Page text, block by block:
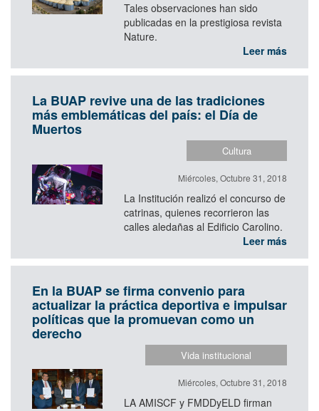
Tales observaciones han sido
publicadas en la prestigiosa revista
Nature.
Leer más
La BUAP revive una de las tradiciones
más emblemáticas del país: el Día de
Muertos
Cultura
Miércoles, Octubre 31, 2018
La Institución realizó el concurso de
catrinas, quienes recorrieron las
calles aledañas al Edificio Carolino.
Leer más
En la BUAP se firma convenio para
actualizar la práctica deportiva e impulsar
políticas que la promuevan como un
derecho
Vida institucional
Miércoles, Octubre 31, 2018
LA AMISCF y FMDDyELD firman